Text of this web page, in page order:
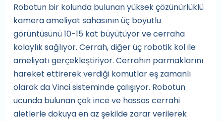
Robotun bir kolunda bulunan yüksek çözünürlüklü
kamera ameliyat sahasının üç boyutlu
görüntüsünü 10-15 kat büyütüyor ve cerraha
kolaylık sağlıyor. Cerrah, diğer üç robotik kol ile
ameliyatı gerçekleştiriyor. Cerrahın parmaklarını
hareket ettirerek verdiği komutlar eş zamanlı
olarak da Vinci sisteminde çalışıyor. Robotun
ucunda bulunan çok ince ve hassas cerrahi
aletlerle dokuya en az şekilde zarar verilerek